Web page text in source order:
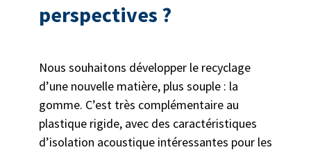
perspectives ?
Nous souhaitons développer le recyclage
d’une nouvelle matière, plus souple : la
gomme. C’est très complémentaire au
plastique rigide, avec des caractéristiques
d’isolation acoustique intéressantes pour les